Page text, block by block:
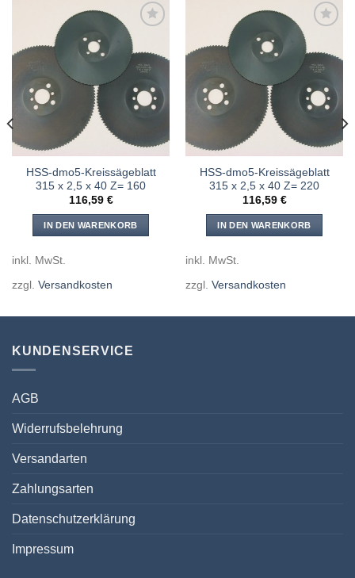
Meine
hinzufügen
HSS-dmo5-Kreissägeblatt
315 x 2,5 x 40 Z= 160
116,59 €
IN DEN WARENKORB
inkl. MwSt.
zzgl. Versandkosten
Meine
hinzufügen
HSS-dmo5-Kreissägeblatt
315 x 2,5 x 40 Z= 220
116,59 €
IN DEN WARENKORB
inkl. MwSt.
zzgl. Versandkosten
KUNDENSERVICE
AGB
Widerrufsbelehrung
Versandarten
Zahlungsarten
Datenschutzerklärung
Impressum